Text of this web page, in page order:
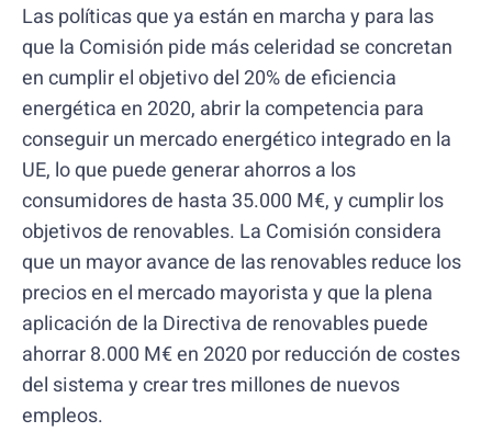
Las políticas que ya están en marcha y para las
que la Comisión pide más celeridad se concretan
en cumplir el objetivo del 20% de eficiencia
energética en 2020, abrir la competencia para
conseguir un mercado energético integrado en la
UE, lo que puede generar ahorros a los
consumidores de hasta 35.000 M€, y cumplir los
objetivos de renovables. La Comisión considera
que un mayor avance de las renovables reduce los
precios en el mercado mayorista y que la plena
aplicación de la Directiva de renovables puede
ahorrar 8.000 M€ en 2020 por reducción de costes
del sistema y crear tres millones de nuevos
empleos.